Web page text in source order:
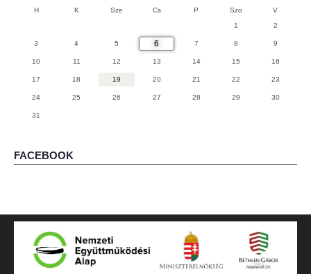
H K Sze Cs P Szo
V
1
2
3 4 5 6 7 8 9
10 11 12 13 14 15 16
17 18 19 20 21 22 23
24 25 26 27 28 29 30
31
FACEBOOK